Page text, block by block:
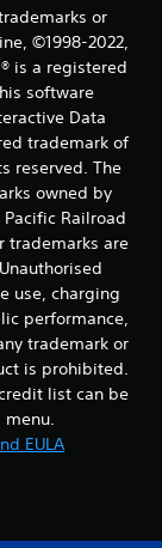
B
e
w
e
r
t
u
n
g
n
or
©1998-2022,
is a registered
software
Data
trademark of
reserved. The
owned by
Pacific Railroad
trademarks are
use, charging
performance,
trademark or
is prohibited.
list can be
menu.
EULA